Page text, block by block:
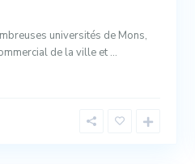
universités de Mons,
de la ville et ...